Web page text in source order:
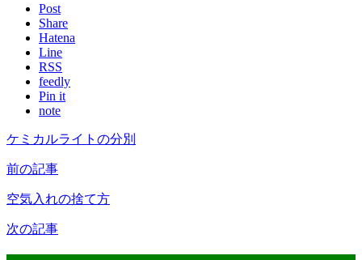
Post
Share
Hatena
Line
RSS
feedly
Pin it
note
ケミカルライトの分別
前の記事
空気入れの捨て方
次の記事